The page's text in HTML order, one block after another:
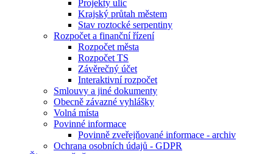
Projekty ulic
Krajský průtah městem
Stav roztocké serpentiny
Rozpočet a finanční řízení
Rozpočet města
Rozpočet TS
Závěrečný účet
Interaktivní rozpočet
Smlouvy a jiné dokumenty
Obecně závazné vyhlášky
Volná místa
Povinné informace
Povinně zveřejňované informace - archiv
Ochrana osobních údajů - GDPR